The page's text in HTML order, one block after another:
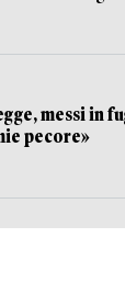
messi in
pecore»